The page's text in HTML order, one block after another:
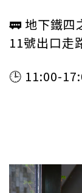
🚃 地下鐵四
11號出口走
🕒 11:00-